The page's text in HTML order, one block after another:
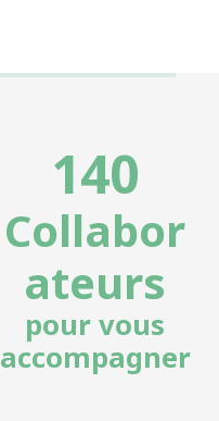
140
Collabor
ateurs
pour vous
accompagner